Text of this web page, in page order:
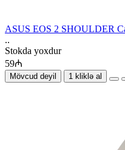
ASUS EOS 2 SHOULDER
..
Stokda yoxdur
59₼
Mövcud deyil 1 kliklə al